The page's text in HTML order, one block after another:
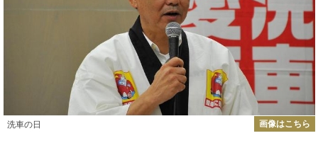
洗車の日 画像はこちら